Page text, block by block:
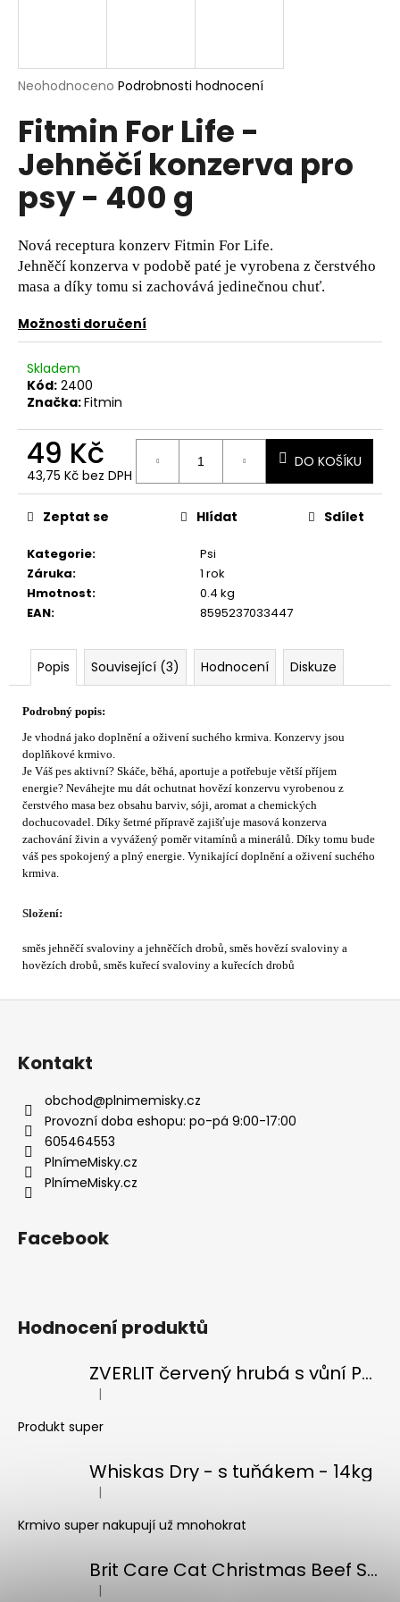
Průměrné
produktu
je
0,0
z
5
hvězdiček.
Neohodnoceno Podrobnosti hodnocení
Fitmin For Life -
Jehněčí konzerva pro
psy - 400 g
Nová receptura konzerv Fitmin For Life.
Jehněčí konzerva v podobě paté je vyrobena z čerstvého
masa a díky tomu si zachovává jedinečnou chuť.
Možnosti doručení
Skladem
Kód: 2400
Značka:Fitmin
49 Kč
43,75 Kč bez DPH
Měrná
cena:
DO KOŠÍKU
Kategorie:
Psi
Záruka:
1 rok
Hmotnost:
0.4 kg
EAN: 8595237033447
Zeptat se Hlídat Sdílet
Popis Související (3) Hodnocení Diskuze
Podrobný popis:
Je vhodná jako doplnění a oživení suchého krmiva. Konzervy jsou
doplňkové krmivo.
Je Váš pes aktivní? Skáče, běhá, aportuje a potřebuje větší příjem
energie? Neváhejte mu dát ochutnat hovězí konzervu vyrobenou z
čerstvého masa bez obsahu barviv, sóji, aromat a chemických
dochucovadel. Díky šetrné přípravě zajišťuje masová konzerva
zachování živin a vyvážený poměr vitamínů a minerálů. Díky tomu bude
váš pes spokojený a plný energie. Vynikající doplnění a oživení suchého
krmiva.
Složení:
směs jehněčí svaloviny a jehněčích drobů, směs hovězí svaloviny a
hovězích drobů, směs kuřecí svaloviny a kuřecích drobů
í
t
?
HLEDAT
D
p
o
u
č
u
e
m
e
Kontakt
obchod@plnimemisky.cz
Provozní doba eshopu: po-pá 9:00-17:00
605464553
PlnímeMisky.cz
PlnímeMisky.cz
Facebook
Hodnocení produktů
ZVERLIT červený hrubá s vůní Podestýlka kočka 10kg
Hodnocení produktu je 5 z 5 hvězdiček.
|
Produkt super
Whiskas Dry - s tuňákem - 14kg
Hodnocení produktu je 5 z 5 hvězdiček.
|
Krmivo super nakupují už mnohokrat
Brit Care Cat Christmas Beef Soup 75g
Hodnocení produktu je 5 z 5 hvězdiček.
|